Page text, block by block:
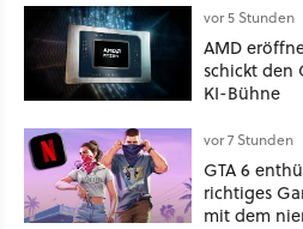
einfach ist
vor 5 Stunden
AMD
schickt
KI-Bühne
vor 7 Stunden
GTA 6
richtiges
mit dem